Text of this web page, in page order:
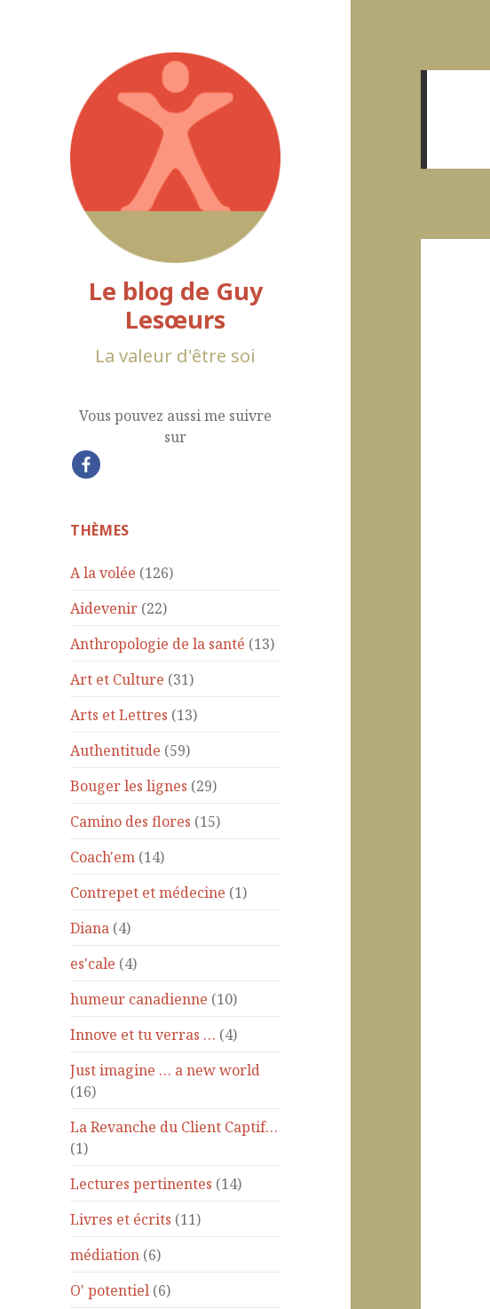
Le blog de Guy
Lesœurs
La valeur d'être soi
Vous pouvez aussi me suivre
sur
THÈMES
A la volée (126)
Aidevenir (22)
Anthropologie de la santé (13)
Art et Culture (31)
Arts et Lettres (13)
Authentitude (59)
Bouger les lignes (29)
Camino des flores (15)
Coach'em (14)
Contrepet et médecine (1)
Diana (4)
es'cale (4)
humeur canadienne (10)
Innove et tu verras … (4)
Just imagine … a new world
(16)
La Revanche du Client Captif…
(1)
Lectures pertinentes (14)
Livres et écrits (11)
médiation (6)
O' potentiel (6)